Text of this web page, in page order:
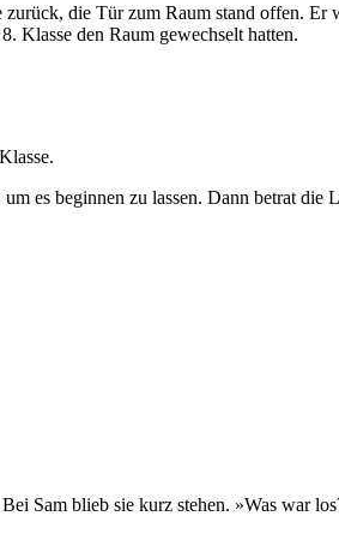
die Tür zum Raum stand offen. Er
Klasse den Raum gewechselt hatten.
es beginnen zu lassen. Dann betrat die
Sam blieb sie kurz stehen. »Was war